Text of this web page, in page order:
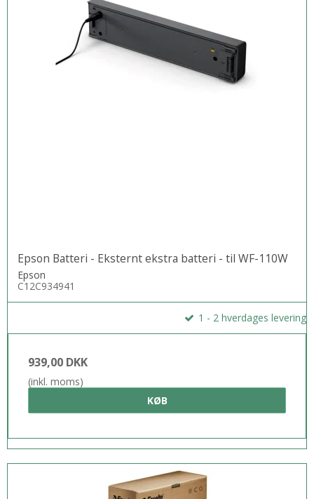
Epson Batteri - Eksternt ekstra batteri - til WF-110W
Epson
C12C934941
1 - 2 hverdages levering
939,00 DKK
(inkl. moms)
KØB